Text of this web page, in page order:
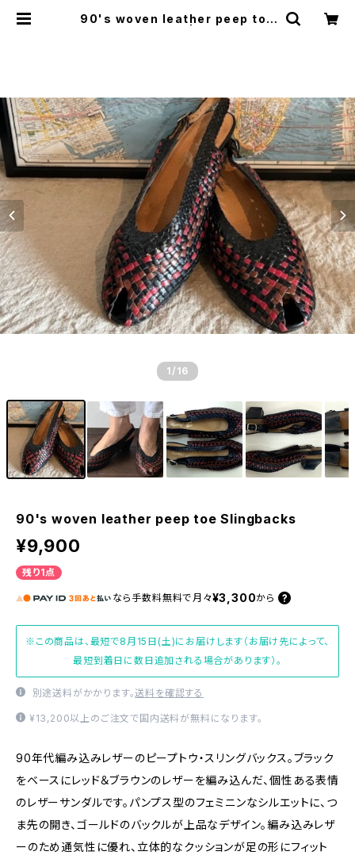
90's woven leather peep toe
1 /16
90's woven leather peep toe Slingbacks
¥9,900
残り1点
なら 手数料無料で 月々¥3,300から
※この商品は、最短で8月15日(土)にお届けします（お届け先によって、
最短到着日に数日追加される場合があります）。
別途送料がかかります。送料を確認する
¥13,200以上のご注文で国内送料が無料になります。
90年代編み込みレザーのピープトウ・スリングバックス。ブラック
をベースにレッド＆ブラウンのレザーを編み込んだ、個性ある表情
のレザーサンダルです。パンプス型のフェミニンなシルエットに、つ
ま先の開き、ゴールドのバックルが上品なデザイン。編み込みレザ
ーのため通気性に優れ、立体的なクッションが足の形にフィット